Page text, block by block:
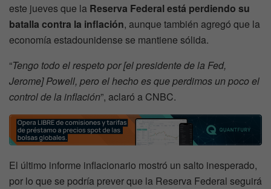
este jueves que la Reserva Federal está perdiendo su
batalla contra la inflación, aunque también agregó que la
economía estadounidense se mantiene sólida.
“Tengo todo el respeto por [el presidente de la Fed,
Jerome] Powell, pero el hecho es que perdimos un poco el
control de la inflación”, aclaró a CNBC.
El último informe inflacionario mostró un salto inesperado,
por lo que se podría prever que la Reserva Federal seguirá